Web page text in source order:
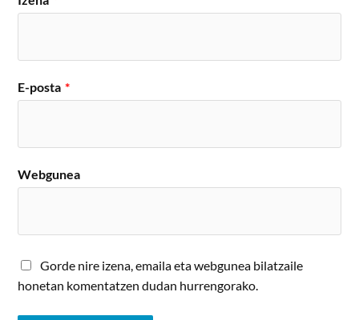
E-posta *
Webgunea
Gorde nire izena, emaila eta webgunea bilatzaile
honetan komentatzen dudan hurrengorako.